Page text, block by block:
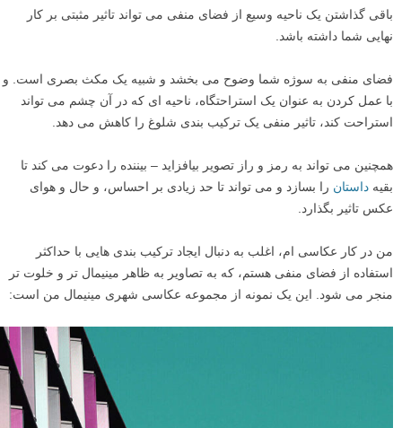
باقی گذاشتن یک ناحیه وسیع از فضای منفی می تواند تاثیر مثبتی بر کار
نهایی شما داشته باشد.
فضای منفی به سوژه شما وضوح می بخشد و شبیه یک مکث بصری است. و
با عمل کردن به عنوان یک استراحتگاه، ناحیه ای که در آن چشم می تواند
استراحت کند، تاثیر منفی یک ترکیب بندی شلوغ را کاهش می دهد.
همچنین می تواند به رمز و راز تصویر بیافزاید – بیننده را دعوت می کند تا
بقیه داستان را بسازد و می تواند تا حد زیادی بر احساس، و حال و هوای
عکس تاثیر بگذارد.
من در کار عکاسی ام، اغلب به دنبال ایجاد ترکیب بندی هایی با حداکثر
استفاده از فضای منفی هستم، که به تصاویر به ظاهر مینیمال تر و خلوت تر
منجر می شود. این یک نمونه از مجموعه عکاسی شهری مینیمال من است: